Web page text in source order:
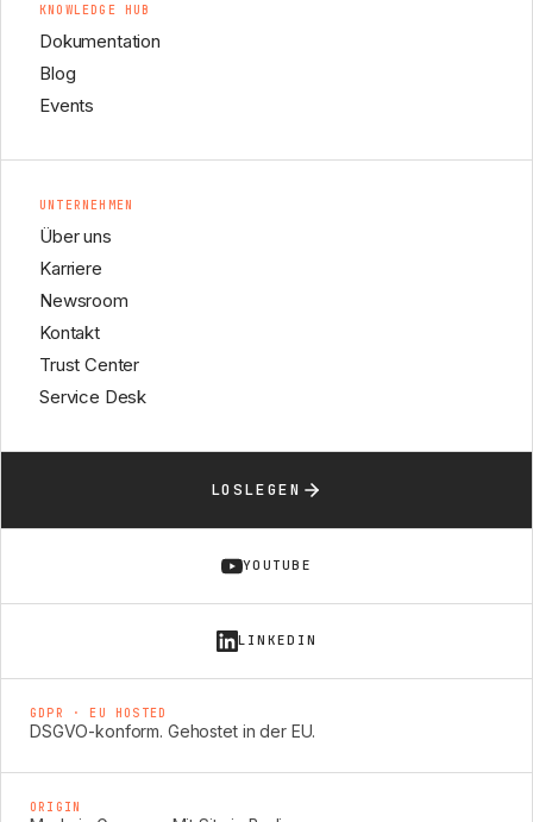
KNOWLEDGE HUB
Dokumentation
Blog
Events
UNTERNEHMEN
Über uns
Karriere
Newsroom
Kontakt
Trust Center
Service Desk
LOSLEGEN
YOUTUBE
LINKEDIN
GDPR · EU HOSTED
DSGVO-konform. Gehostet in der EU.
ORIGIN